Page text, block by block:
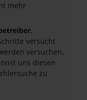
mehr
versucht
versuchen,
uns diesen
zu